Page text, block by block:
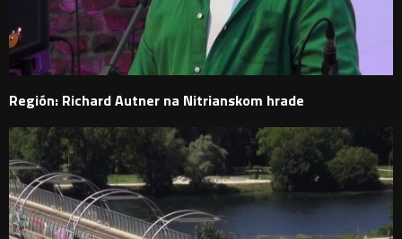
Región: Richard Autner na Nitrianskom hrade